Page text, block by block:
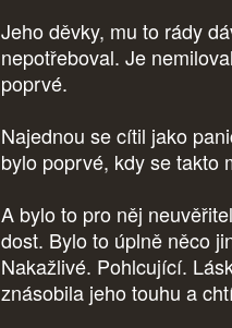
Jeho děvky, mu to rády
nepotřeboval. Je
poprvé.
Najednou se cítil jako
bylo poprvé, kdy se takto
A bylo to pro něj
dost. Bylo to úplně něco
Nakažlivé. Pohlcující.
znásobila jeho touhu a